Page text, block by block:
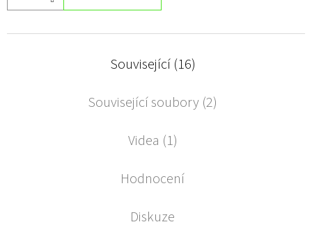
Související (16)
Související soubory (2)
Videa (1)
Hodnocení
Diskuze